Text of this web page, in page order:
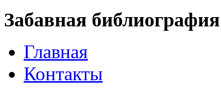
Забавная библиография
Главная
Контакты